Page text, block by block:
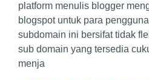
platform menulis blogger
blogspot untuk para
subdomain ini bersifat tidak
sub domain yang tersedia
menja